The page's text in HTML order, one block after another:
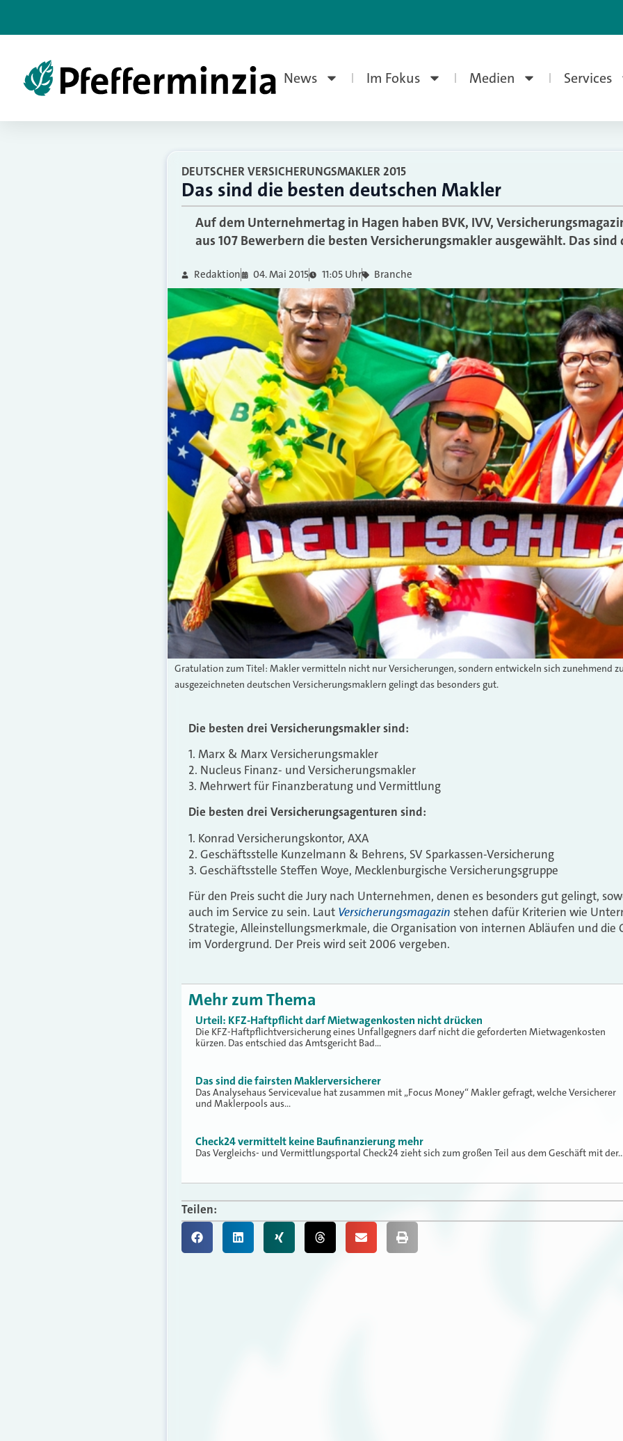
News Im Fokus Medien Services
DEUTSCHER VERSICHERUNGSMAKLER 2015
Das sind die besten deutschen Makler
Auf dem Unternehmertag in Hagen haben BVK, IVV,
aus 107 Bewerbern die besten Versicherungsmakler ausgewählt. Das
Redaktion 04. Mai 2015 11:05 Uhr Branche
Gratulation zum Titel: Makler vermitteln nicht nur Versicherungen, sondern entwickeln sich zunehmend
ausgezeichneten deutschen Versicherungsmaklern gelingt das besonders gut.
Die besten drei Versicherungsmakler sind:
1. Marx & Marx Versicherungsmakler
2. Nucleus Finanz- und Versicherungsmakler
3. Mehrwert für Finanzberatung und Vermittlung
Die besten drei Versicherungsagenturen sind:
1. Konrad Versicherungskontor, AXA
2. Geschäftsstelle Kunzelmann & Behrens, SV Sparkassen-Versicherung
3. Geschäftsstelle Steffen Woye, Mecklenburgische Versicherungsgruppe
Für den Preis sucht die Jury nach Unternehmen, denen es besonders gut gelingt,
auch im Service zu sein. Laut Versicherungsmagazin stehen dafür Kriterien wie
Strategie, Alleinstellungsmerkmale, die Organisation von internen Abläufen und
im Vordergrund. Der Preis wird seit 2006 vergeben.
Mehr zum Thema
Urteil: KFZ-Haftpflicht darf Mietwagenkosten nicht drücken
Die KFZ-Haftpflichtversicherung eines Unfallgegners darf nicht die geforderten Mietwagenkosten
kürzen. Das entschied das Amtsgericht Bad…
Das sind die fairsten Maklerversicherer
Das Analysehaus Servicevalue hat zusammen mit „Focus Money“ Makler gefragt, welche Versicherer
und Maklerpools aus…
Check24 vermittelt keine Baufinanzierung mehr
Das Vergleichs- und Vermittlungsportal Check24 zieht sich zum großen Teil aus dem Geschäft mit
Teilen: